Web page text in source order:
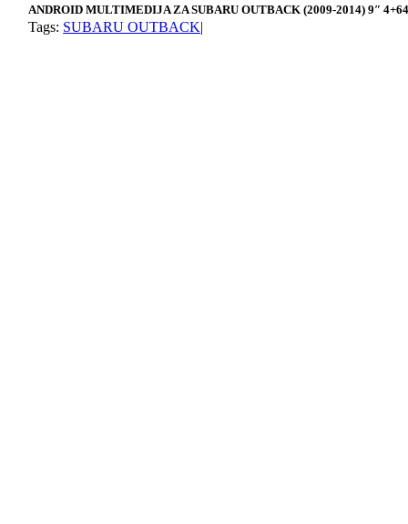
ANDROID MULTIMEDIJA ZA SUBARU OUTBACK (2009-2014) 9″
Tags: SUBARU OUTBACK|